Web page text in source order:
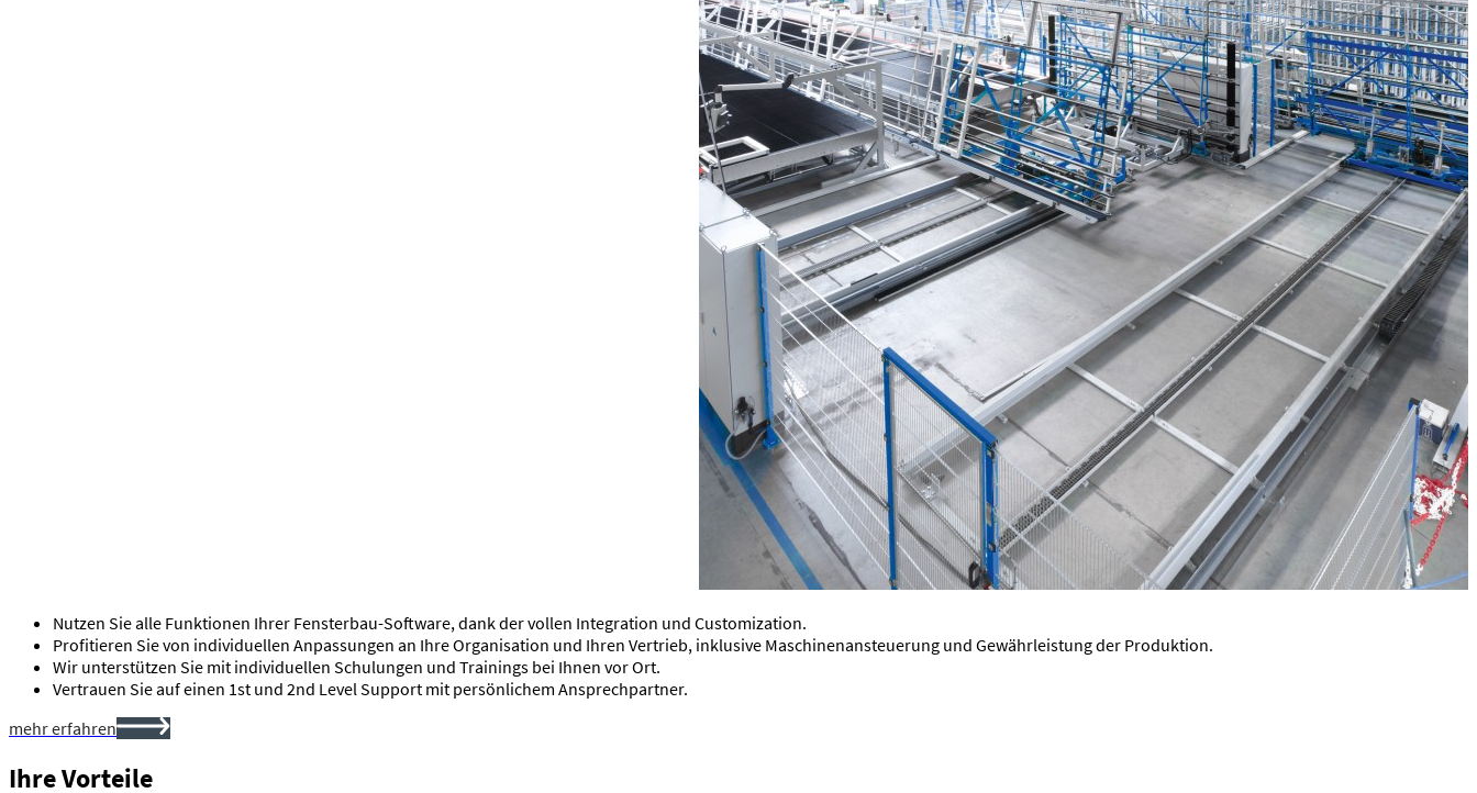
Nutzen Sie alle Funktionen Ihrer Fensterbau-Software, dank der vollen Integration und Customization.
Profitieren Sie von individuellen Anpassungen an Ihre Organisation und Ihren Vertrieb, inklusive Maschinenansteuerung und Gewährleistung der Produktion.
Wir unterstützen Sie mit individuellen Schulungen und Trainings bei Ihnen vor Ort.
Vertrauen Sie auf einen 1st und 2nd Level Support mit persönlichem Ansprechpartner.
mehr erfahren
Ihre Vorteile